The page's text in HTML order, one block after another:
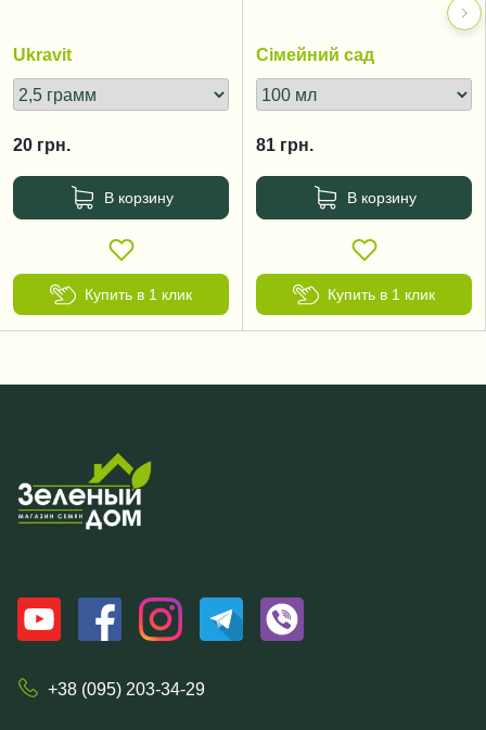
Ukravit
20 грн.
В корзину
Купить в 1 клик
Сімейний сад
81 грн.
В корзину
Купить в 1 клик
+38 (095) 203-34-29